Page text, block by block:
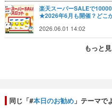
楽天スーパーSALEで
★2026年6月も開催？どこ
2026.06.01 14:02
もっと
同じ「#本日のお勧め 」テーマで